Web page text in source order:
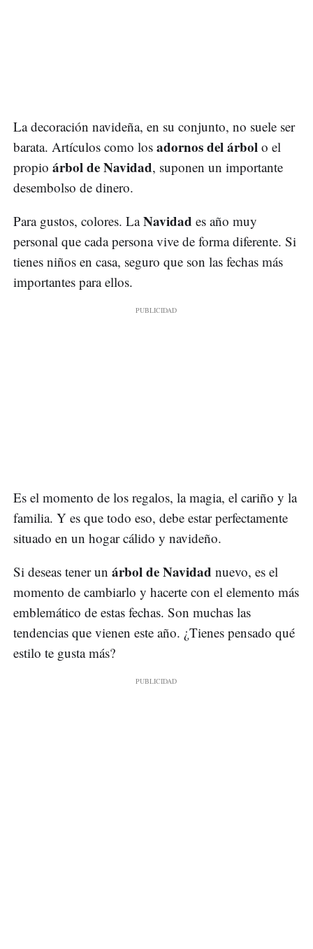
La decoración navideña, en su conjunto, no suele ser
barata. Artículos como los adornos del árbol o el
propio árbol de Navidad, suponen un importante
desembolso de dinero.
Para gustos, colores. LaNavidad es año muy
personal que cada persona vive de forma diferente. Si
tienes niños en casa, seguro que son las fechas más
importantes para ellos.
Es el momento de los regalos, la magia, el cariño y la
familia. Y es que todo eso, debe estar perfectamente
situado en un hogar cálido y navideño.
Si deseas tener un árbol de Navidad nuevo, es el
momento de cambiarlo y hacerte con el elemento más
emblemático de estas fechas. Son muchas las
tendencias que vienen este año. ¿Tienes pensado qué
estilo te gusta más?